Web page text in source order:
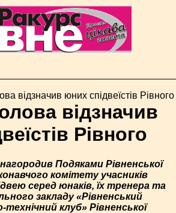
відзначив
Рівного
Подяками Рівненської
комітету учасників
серед юнаків, їх тренера та
закладу «Рівненський
клуб» Рівненської